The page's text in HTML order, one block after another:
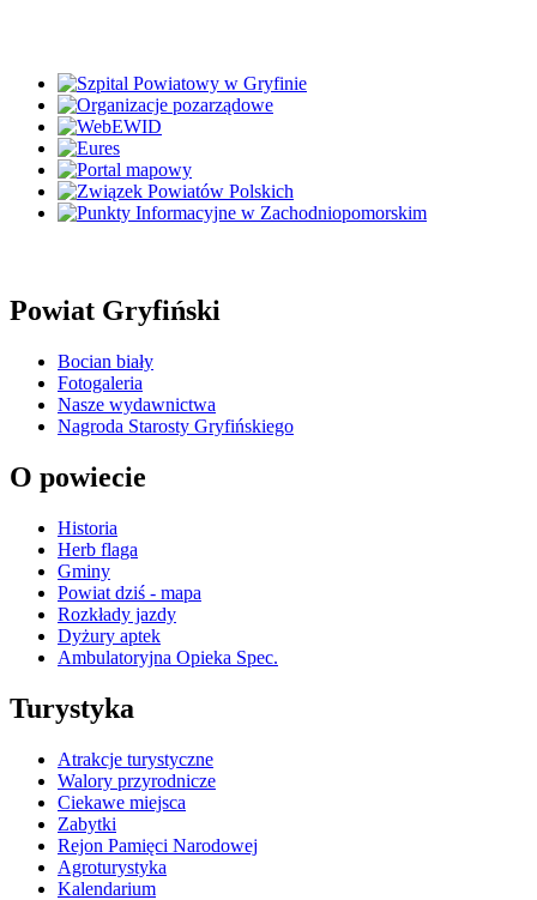
Powiat Gryfiński
Bocian biały
Fotogaleria
Nasze wydawnictwa
Nagroda Starosty Gryfińskiego
O powiecie
Historia
Herb flaga
Gminy
Powiat dziś - mapa
Rozkłady jazdy
Dyżury aptek
Ambulatoryjna Opieka Spec.
Turystyka
Atrakcje turystyczne
Walory przyrodnicze
Ciekawe miejsca
Zabytki
Rejon Pamięci Narodowej
Agroturystyka
Kalendarium